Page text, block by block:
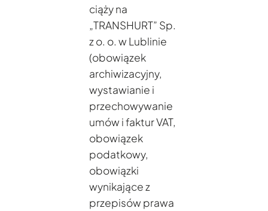
ciąży na
„TRANSHURT” Sp.
z o. o. w Lublinie
(obowiązek
archiwizacyjny,
wystawianie i
przechowywanie
umów i faktur VAT,
obowiązek
podatkowy,
obowiązki
wynikające z
przepisów prawa